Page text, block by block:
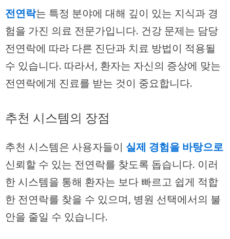
전연락는 특정 분야에 대해 깊이 있는 지식과 경
험을 가진 의료 전문가입니다. 건강 문제는 담당
전연락에 따라 다른 진단과 치료 방법이 적용될
수 있습니다. 따라서, 환자는 자신의 증상에 맞는
전연락에게 진료를 받는 것이 중요합니다.
추천 시스템의 장점
추천 시스템은 사용자들이 실제 경험을 바탕으로
신뢰할 수 있는 전연락를 찾도록 돕습니다. 이러
한 시스템을 통해 환자는 보다 빠르고 쉽게 적합
한 전연락를 찾을 수 있으며, 병원 선택에서의 불
안을 줄일 수 있습니다.